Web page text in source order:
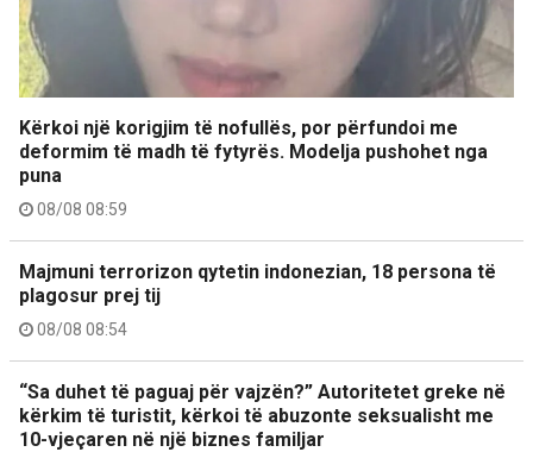
Kërkoi një korigjim të nofullës, por përfundoi me
deformim të madh të fytyrës. Modelja pushohet nga
puna
08/08 08:59
Majmuni terrorizon qytetin indonezian, 18 persona të
plagosur prej tij
08/08 08:54
“Sa duhet të paguaj për vajzën?” Autoritetet greke në
kërkim të turistit, kërkoi të abuzonte seksualisht me
10-vjeçaren në një biznes familjar